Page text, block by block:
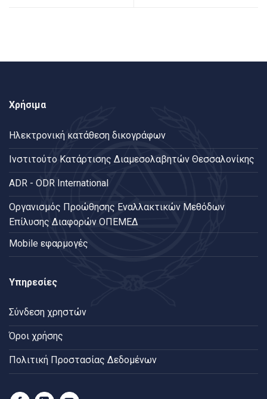
Χρήσιμα
Ηλεκτρονική κατάθεση δικογράφων
Ινστιτούτο Κατάρτισης Διαμεσολαβητών Θεσσαλονίκης
ADR - ODR International
Oργανισμός Προώθησης Εναλλακτικών Μεθόδων
Επίλυσης Διαφορών ΟΠΕΜΕΔ
Mobile εφαρμογές
Υπηρεσίες
Σύνδεση χρηστών
Όροι χρήσης
Πολιτική Προστασίας Δεδομένων